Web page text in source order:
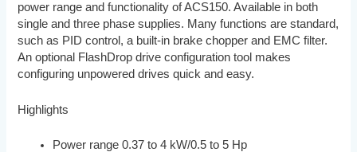
power range and functionality of ACS150. Available in both
single and three phase supplies. Many functions are standard,
such as PID control, a built-in brake chopper and EMC filter.
An optional FlashDrop drive configuration tool makes
configuring unpowered drives quick and easy.
Highlights
Power range 0.37 to 4 kW/0.5 to 5 Hp